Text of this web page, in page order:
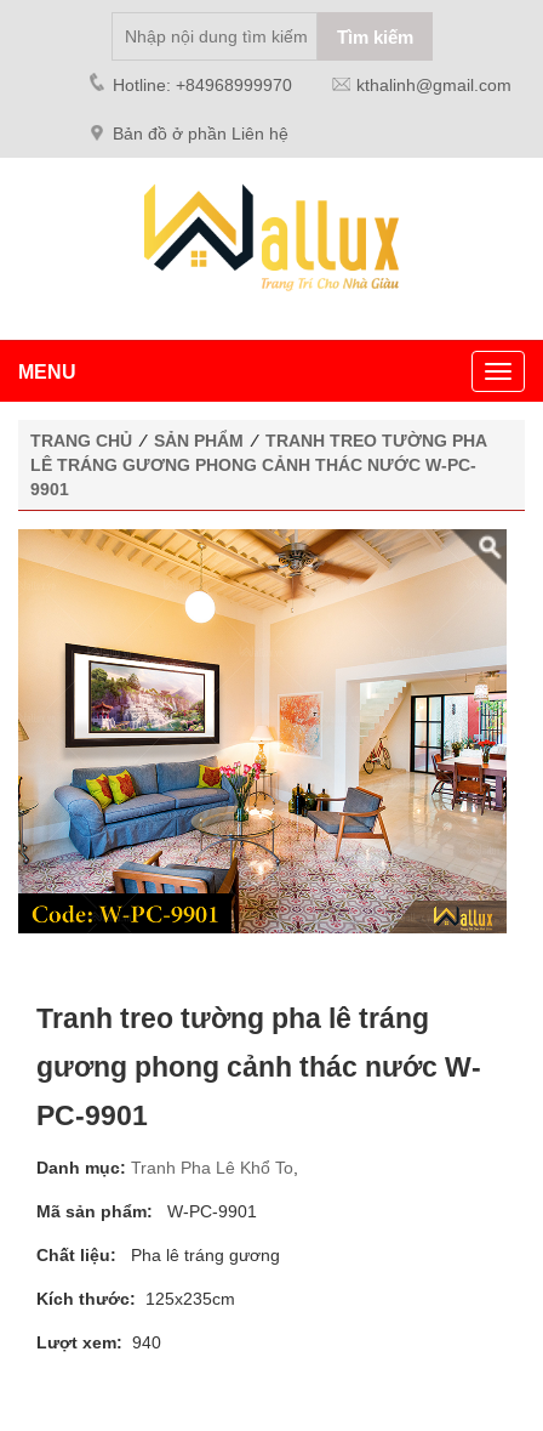
Hotline: +84968999970 kthalinh@gmail.com
Bản đồ ở phần Liên hệ
MENU
TRANG CHỦ ⁄ SẢN PHẨM ⁄ TRANH TREO TƯỜNG PHA
LÊ TRÁNG GƯƠNG PHONG CẢNH THÁC NƯỚC W-PC-
9901
Tranh treo tường pha lê tráng
gương phong cảnh thác nước W-
PC-9901
Danh mục: Tranh Pha Lê Khổ To
Mã sản phẩm: W-PC-9901
Chất liệu: Pha lê tráng gương
Kích thước: 125x235cm
Lượt xem: 940